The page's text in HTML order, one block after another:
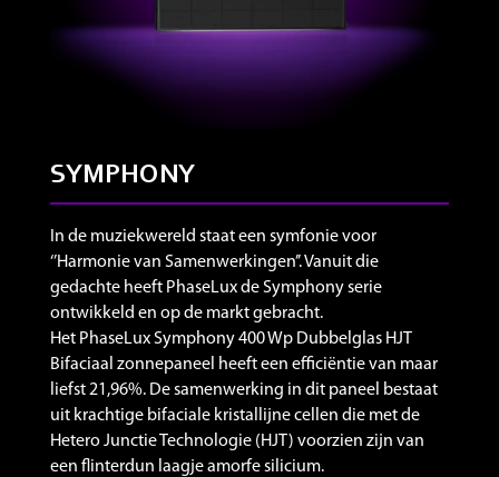
SYMPHONY
In de muziekwereld staat een symfonie voor
‘’Harmonie van Samenwerkingen’’. Vanuit die
gedachte heeft PhaseLux de Symphony serie
ontwikkeld en op de markt gebracht.
Het PhaseLux Symphony 400 Wp Dubbelglas HJT
Bifaciaal zonnepaneel heeft een efficiëntie van maar
liefst 21,96%. De samenwerking in dit paneel bestaat
uit krachtige bifaciale kristallijne cellen die met de
Hetero Junctie Technologie (HJT) voorzien zijn van
een flinterdun laagje amorfe silicium.